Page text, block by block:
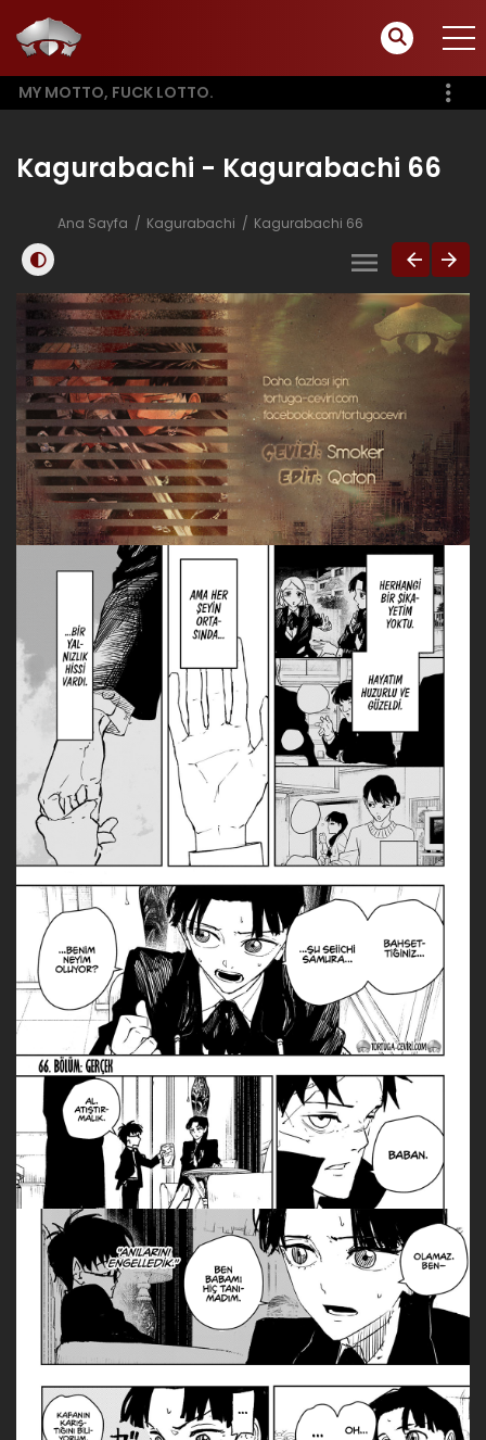
MY MOTTO, FUCK LOTTO.
Kagurabachi - Kagurabachi 66
Ana Sayfa Kagurabachi Kagurabachi 66